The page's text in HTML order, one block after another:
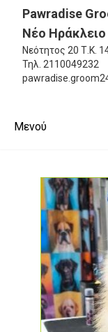
Pawradise
Νέο Ηράκλειο
Νεότητος 20 Τ.Κ.
Τηλ. 2110049232
Μενού